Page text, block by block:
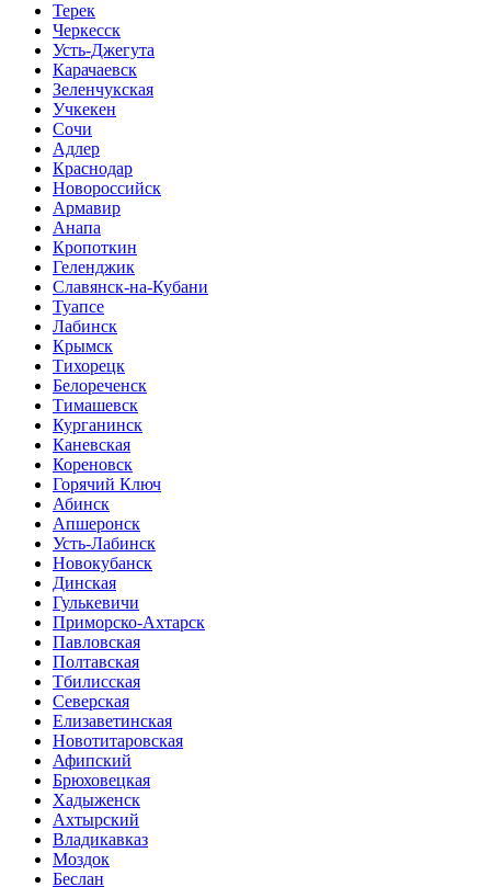
Терек
Черкесск
Усть-Джегута
Карачаевск
Зеленчукская
Учкекен
Сочи
Адлер
Краснодар
Новороссийск
Армавир
Анапа
Кропоткин
Геленджик
Славянск-на-Кубани
Туапсе
Лабинск
Крымск
Тихорецк
Белореченск
Тимашевск
Курганинск
Каневская
Кореновск
Горячий Ключ
Абинск
Апшеронск
Усть-Лабинск
Новокубанск
Динская
Гулькевичи
Приморско-Ахтарск
Павловская
Полтавская
Тбилисская
Северская
Елизаветинская
Новотитаровская
Афипский
Брюховецкая
Хадыженск
Ахтырский
Владикавказ
Моздок
Беслан